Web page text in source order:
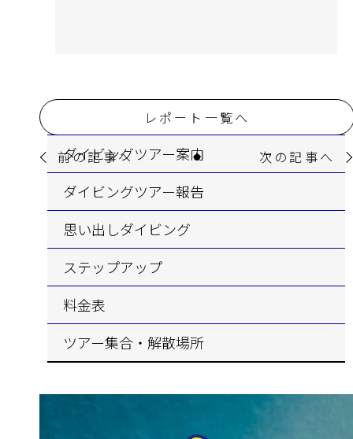
前の記事へ
レポート一覧へ
次の記事へ
ダイビングツアー案内
ダイビングツアー報告
思い出しダイビング
ステップアップ
料金表
ツアー集合・解散場所